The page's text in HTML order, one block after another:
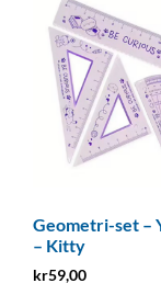
Geometri-set –
– Kitty
kr59,00